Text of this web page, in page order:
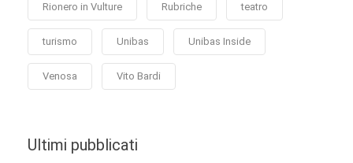
Rionero in Vulture Rubriche teatro
turismo Unibas Unibas Inside
Venosa Vito Bardi
Ultimi pubblicati